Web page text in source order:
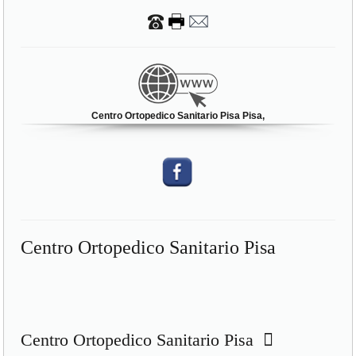
Centro Ortopedico Sanitario Pisa Pisa,
Centro Ortopedico Sanitario Pisa
Centro Ortopedico Sanitario Pisa